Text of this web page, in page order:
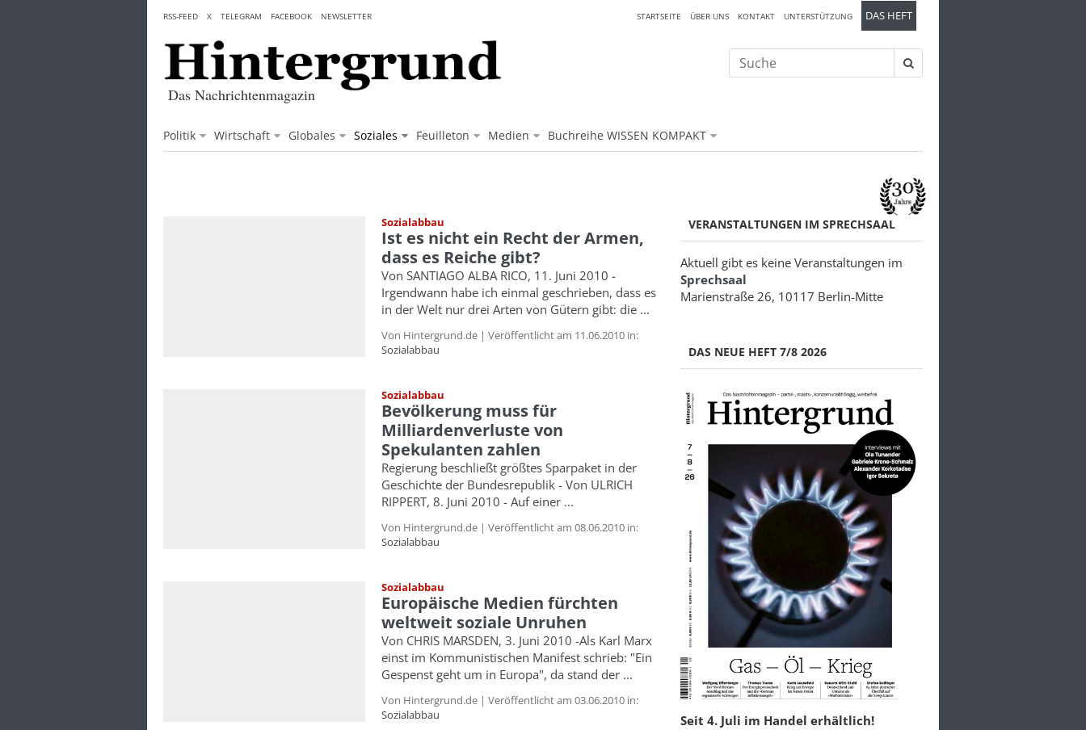
content
Das Nachrichtenmagazin
Politik Wirtschaft Globales Soziales Feuilleton Medien Buchreihe WISSEN KOMPAKT
STARTSEITE ÜBER UNS KONTAKT UNTERSTÜTZUNG DAS HEFT
RSS-FEED X TELEGRAM FACEBOOK NEWSLETTER
Suche
nach:
Sozialabbau
Ist es nicht ein Recht der Armen,
dass es Reiche gibt?
Von SANTIAGO ALBA RICO, 11. Juni 2010 -
Irgendwann habe ich einmal geschrieben, dass es
in der Welt nur drei Arten von Gütern gibt: die ...
Von Hintergrund.de | Veröffentlicht am 11.06.2010 in:
Sozialabbau
Sozialabbau
Bevölkerung muss für
Milliardenverluste von
Spekulanten zahlen
Regierung beschließt größtes Sparpaket in der
Geschichte der Bundesrepublik - Von ULRICH
RIPPERT, 8. Juni 2010 - Auf einer ...
Von Hintergrund.de | Veröffentlicht am 08.06.2010 in:
Sozialabbau
Sozialabbau
Europäische Medien fürchten
weltweit soziale Unruhen
Von CHRIS MARSDEN, 3. Juni 2010 -Als Karl Marx
einst im Kommunistischen Manifest schrieb: "Ein
Gespenst geht um in Europa", da stand der ...
Von Hintergrund.de | Veröffentlicht am 03.06.2010 in:
Sozialabbau
VERANSTALTUNGEN IM SPRECHSAAL
Aktuell gibt es keine Veranstaltungen im
Sprechsaal
Marienstraße 26, 10117 Berlin-Mitte
DAS NEUE HEFT 7/8 2026
Seit 4. Juli im Handel erhältlich!